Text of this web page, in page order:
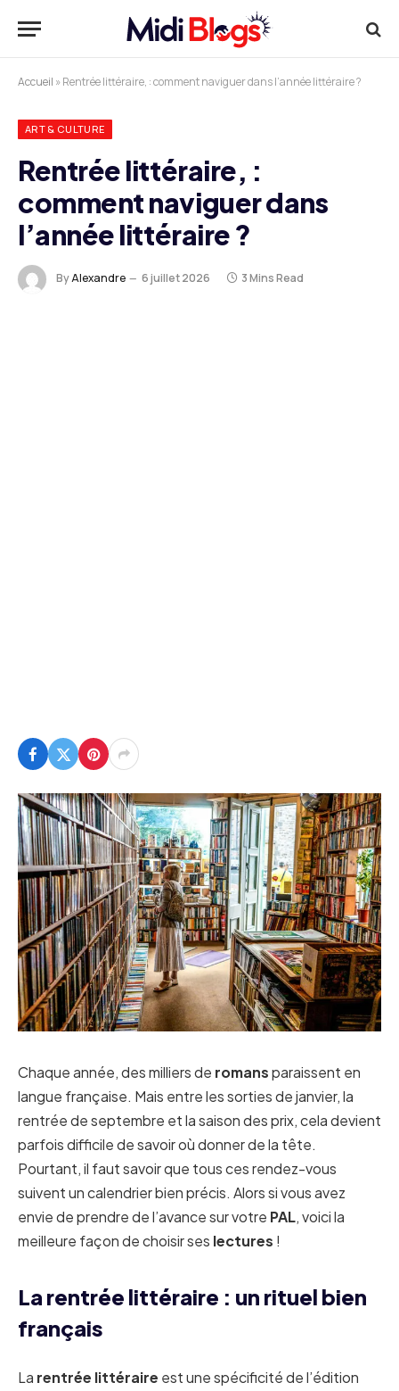
Accueil »Rentrée littéraire, : comment naviguer dans l’année littéraire ?
ART & CULTURE
Rentrée littéraire, :
comment naviguer dans
l’année littéraire ?
ByAlexandre 6 juillet 2026 3 Mins Read
Chaque année, des milliers de romansparaissent en
langue française. Mais entre les sorties de janvier, la
rentrée de septembre et la saison des prix, cela devient
parfois difficile de savoir où donner de la tête.
Pourtant, il faut savoir que tous ces rendez-vous
suivent un calendrier bien précis. Alors si vous avez
envie de prendre de l’avance sur votre PAL, voici la
meilleure façon de choisir ses lectures !
La rentrée littéraire : un rituel bien
français
La rentrée littéraire est une spécificité de l’édition